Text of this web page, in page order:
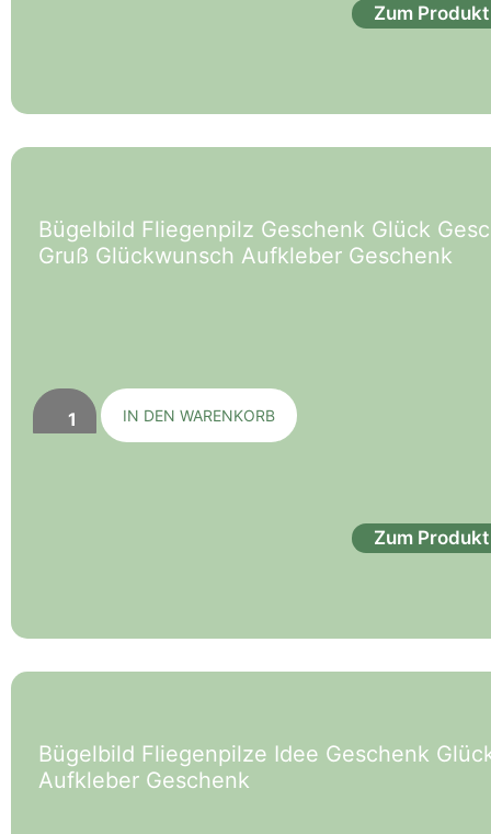
Zum Produkt
Bügelbild Fliegenpilz Geschenk Glück
Gruß Glückwunsch Aufkleber Geschenk
IN DEN WARENKORB
Zum Produkt
Bügelbild Fliegenpilze Idee Geschenk
Aufkleber Geschenk